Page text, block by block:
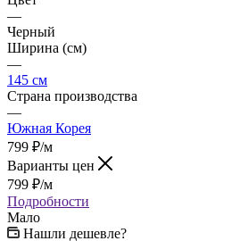
—
Черный
Ширина (см)
—
145 см
Страна производства
—
Южная Корея
799 ₽/м
Варианты цен
799 ₽/м
Подробности
Мало
Нашли дешевле?